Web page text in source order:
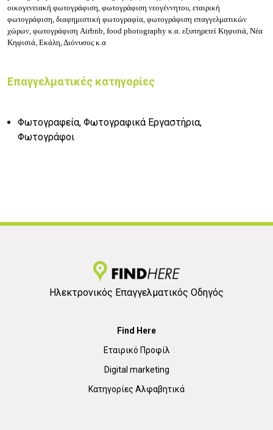
οικογενειακή φωτογράφιση, φωτογράφιση νεογέννητου, εταιρική
φωτογράφιση, διαφημιστική φωτογραφία, φωτογράφιση επαγγελματικών
χώρων, φωτογράφιση Airbnb, food photography κ.α. εξυπηρετεί Κηφισιά, Νέα
Κηφισιά, Εκάλη, Διόνυσος κ.α
Επαγγελματικές κατηγορίες
Φωτογραφεία, Φωτογραφικά Εργαστήρια,
Φωτογράφοι
Ηλεκτρονικός Επαγγελματικός Οδηγός
Find Here
Εταιρικό Προφίλ
Digital marketing
Κατηγορίες Αλφαβητικά